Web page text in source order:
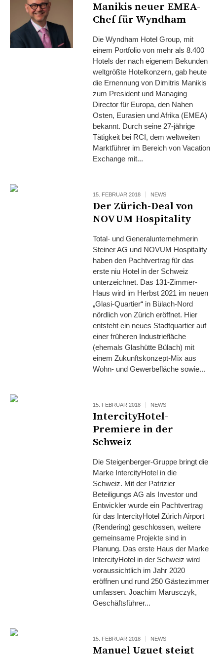
Manikis neuer EMEA-
Chef für Wyndham
Die Wyndham Hotel Group, mit
einem Portfolio von mehr als 8.400
Hotels der nach eigenem Bekunden
weltgrößte Hotelkonzern, gab heute
die Ernennung von Dimitris Manikis
zum President und Managing
Director für Europa, den Nahen
Osten, Eurasien und Afrika (EMEA)
bekannt. Durch seine 27-jährige
Tätigkeit bei RCI, dem weltweiten
Marktführer im Bereich von Vacation
Exchange mit...
15. FEBRUAR 2018 NEWS
Der Zürich-Deal von
NOVUM Hospitality
Total- und Generalunternehmerin
Steiner AG und NOVUM Hospitality
haben den Pachtvertrag für das
erste niu Hotel in der Schweiz
unterzeichnet. Das 131-Zimmer-
Haus wird im Herbst 2021 im neuen
„Glasi-Quartier“ in Bülach-Nord
nördlich von Zürich eröffnet. Hier
entsteht ein neues Stadtquartier auf
einer früheren Industriefläche
(ehemals Glashütte Bülach) mit
einem Zukunftskonzept-Mix aus
Wohn- und Gewerbefläche sowie...
15. FEBRUAR 2018 NEWS
IntercityHotel-
Premiere in der
Schweiz
Die Steigenberger-Gruppe bringt die
Marke IntercityHotel in die
Schweiz. Mit der Patrizier
Beteiligungs AG als Investor und
Entwickler wurde ein Pachtvertrag
für das IntercityHotel Zürich Airport
(Rendering) geschlossen, weitere
gemeinsame Projekte sind in
Planung. Das erste Haus der Marke
IntercityHotel in der Schweiz wird
voraussichtlich im Jahr 2020
eröffnen und rund 250 Gästezimmer
umfassen. Joachim Marusczyk,
Geschäftsführer...
15. FEBRUAR 2018 NEWS
Manuel Uguet steigt